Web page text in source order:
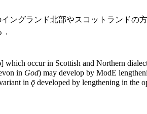
ングランド北部やスコットランドの方
which occur in Scottish and Northern
in God) may develop by ModE
in ǭ developed by lengthening in the